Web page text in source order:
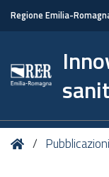
Regione Emilia-
Tu HomePubblicazioni